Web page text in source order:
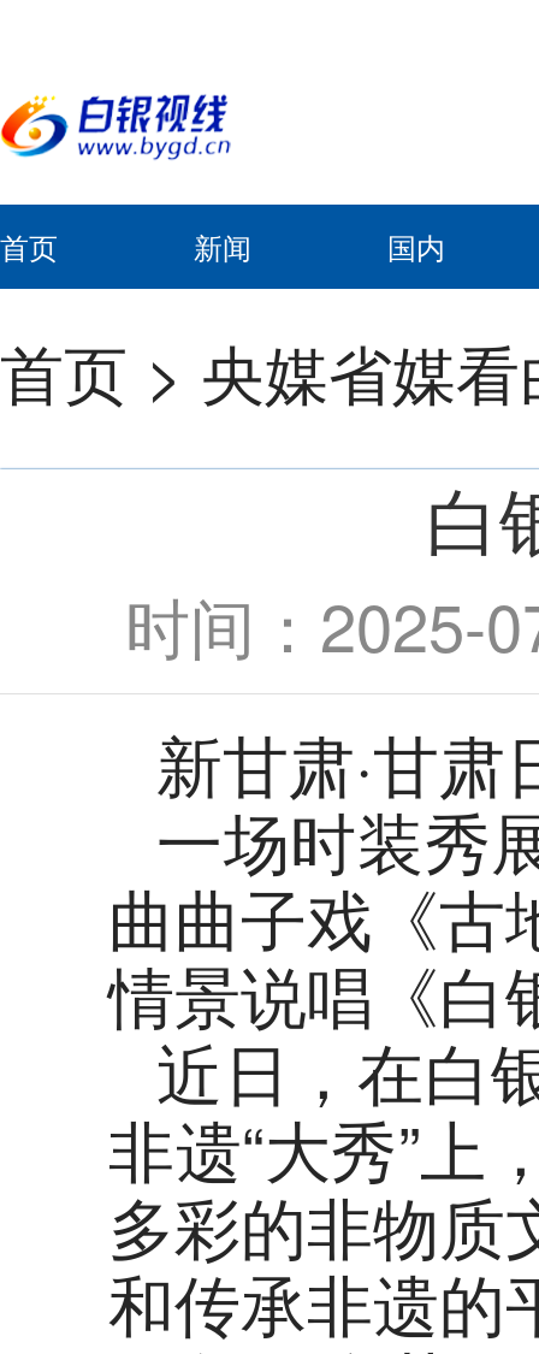
首页 新闻 国内
首页 > 央媒省媒
白
时间：2025-
新甘肃·甘
一场时装秀
曲曲子戏《古
情景说唱《
近日，在白
非遗“大秀”上
多彩的非物质
和传承非遗的